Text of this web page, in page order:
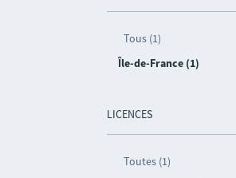
Tous (1)
Île-de-France (1)
LICENCES
Toutes (1)